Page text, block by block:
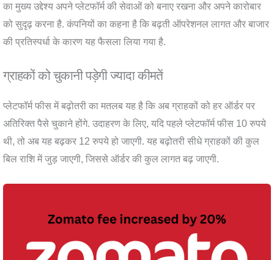
का मुख्य उद्देश्य अपने प्लेटफॉर्म की सेवाओं को बनाए रखना और अपने कारोबार
को सुदृढ़ करना है. कंपनियों का कहना है कि बढ़ती ऑपरेशनल लागत और बाजार
की प्रतिस्पर्धा के कारण यह फैसला लिया गया है.
ग्राहकों को चुकानी पड़ेगी ज्यादा कीमतें
प्लेटफॉर्म फीस में बढ़ोतरी का मतलब यह है कि अब ग्राहकों को हर ऑर्डर पर
अतिरिक्त पैसे चुकाने होंगे. उदाहरण के लिए, यदि पहले प्लेटफॉर्म फीस 10 रुपये
थी, तो अब यह बढ़कर 12 रुपये हो जाएगी. यह बढ़ोतरी सीधे ग्राहकों की कुल
बिल राशि में जुड़ जाएगी, जिससे ऑर्डर की कुल लागत बढ़ जाएगी.